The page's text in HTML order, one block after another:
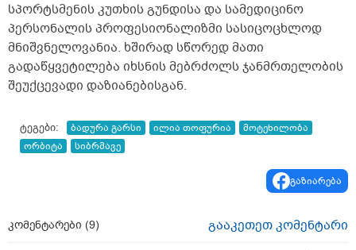
სპორტსმენის კუთხის გუნდისა და სამედიცინო
პერსონალის პროფესიონალიზმი სასიცოცხლოდ
მნიშვნელოვანია. ხშირად სწორედ მათი
გადაწყვეტილება იხსნის მებრძოლს ჯანმრთელობის
შეუქცევადი დაზიანებისგან.
ტეგები: ბადურა გარსი ილია თოფურია
მოტეხილობა
ორბიტა
სიბრმავე
გაზიარება
კომენტარები (9) გააკეთეთ კომენტარი